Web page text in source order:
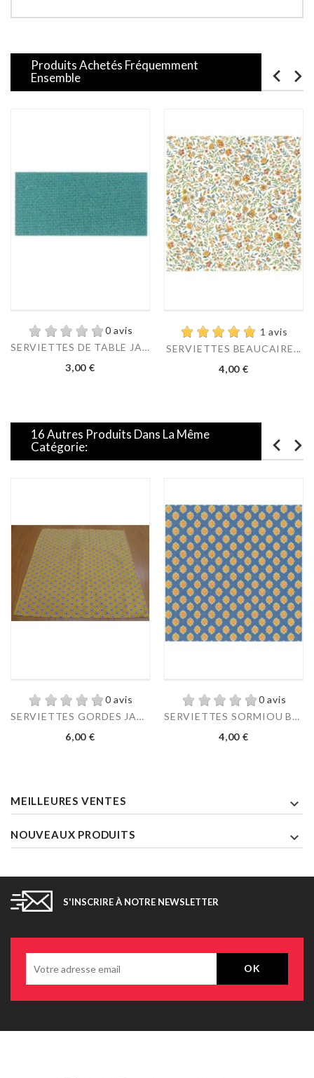
Produits Achetés Fréquemment
Ensemble
0 avis
SERVIETTES DE TABLE JADE
Prix
3,00 €
1 avis
SERVIETTES BEAUCAIRE...
Prix
4,00 €
16 Autres Produits Dans La Même
Catégorie:
0 avis
SERVIETTES GORDES JAUNE
Prix
6,00 €
0 avis
SERVIETTES SORMIOU BLEU
Prix
4,00 €
MEILLEURES VENTES 
NOUVEAUX PRODUITS 
S'INSCRIRE À NOTRE NEWSLETTER